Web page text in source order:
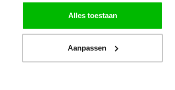
Alles toestaan
Aanpassen